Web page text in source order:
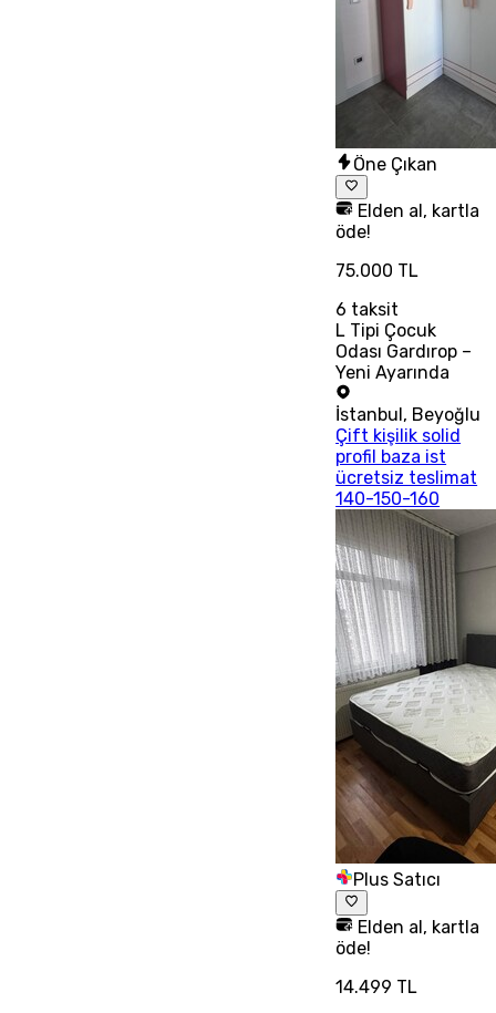
Öne Çıkan
Elden al, kartla
öde!
75.000 TL
6 taksit
L Tipi Çocuk
Odası Gardırop –
Yeni Ayarında
İstanbul , Beyoğlu
Çift kişilik solid
profil baza ist
ücretsiz teslimat
140-150-160
Plus Satıcı
Elden al, kartla
öde!
14.499 TL